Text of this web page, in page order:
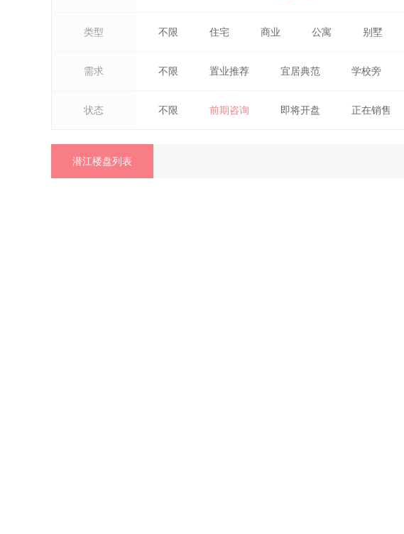
类型 不限 住宅 商业 公寓 别墅
需求 不限 置业推荐 宜居典范 学校旁
状态 不限 前期咨询 即将开盘 正在销售
潜江楼盘列表